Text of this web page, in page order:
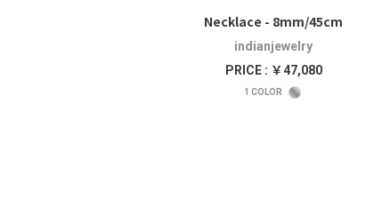
Necklace - 8mm/45cm
indianjewelry
PRICE : ￥47,080
1 COLOR